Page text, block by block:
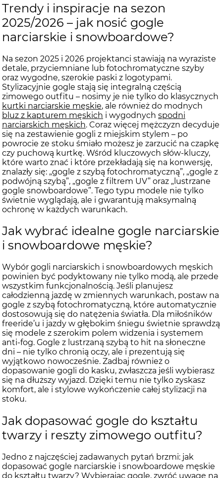
Trendy i inspiracje na sezon
2025/2026 – jak nosić gogle
narciarskie i snowboardowe?
Na sezon 2025 i 2026 projektanci stawiają na wyraziste
detale, przyciemniane lub fotochromatyczne szyby
oraz wygodne, szerokie paski z logotypami.
Stylizacyjnie gogle stają się integralną częścią
zimowego outfitu – nosimy je nie tylko do klasycznych
kurtki narciarskie męskie, ale również do modnych
bluz z kapturem męskich i wygodnych spodni
narciarskich męskich. Coraz więcej mężczyzn decyduje
się na zestawienie gogli z miejskim stylem – po
powrocie ze stoku śmiało możesz je zarzucić na czapkę
czy puchową kurtkę. Wśród kluczowych słów-kluczy,
które warto znać i które przekładają się na konwersję,
znalazły się: „gogle z szybą fotochromatyczną”, „gogle z
podwójną szybą”, „gogle z filtrem UV” oraz „lustrzane
gogle snowboardowe”. Tego typu modele nie tylko
świetnie wyglądają, ale i gwarantują maksymalną
ochronę w każdych warunkach.
Jak wybrać idealne gogle narciarskie
i snowboardowe męskie?
Wybór gogli narciarskich i snowboardowych męskich
powinien być podyktowany nie tylko modą, ale przede
wszystkim funkcjonalnością. Jeśli planujesz
całodzienną jazdę w zmiennych warunkach, postaw na
gogle z szybą fotochromatyczną, które automatycznie
dostosowują się do natężenia światła. Dla miłośników
freeride’u i jazdy w głębokim śniegu świetnie sprawdzą
się modele z szerokim polem widzenia i systemem
anti-fog. Gogle z lustrzaną szybą to hit na słoneczne
dni – nie tylko chronią oczy, ale i prezentują się
wyjątkowo nowocześnie. Zadbaj również o
dopasowanie gogli do kasku, zwłaszcza jeśli wybierasz
się na dłuższy wyjazd. Dzięki temu nie tylko zyskasz
komfort, ale i stylowe wykończenie całej stylizacji na
stoku.
Jak dopasować gogle do kształtu
twarzy i reszty zimowego outfitu?
Jedno z najczęściej zadawanych pytań brzmi: jak
dopasować gogle narciarskie i snowboardowe męskie
do kształtu twarzy? Wybierając gogle, zwróć uwagę na